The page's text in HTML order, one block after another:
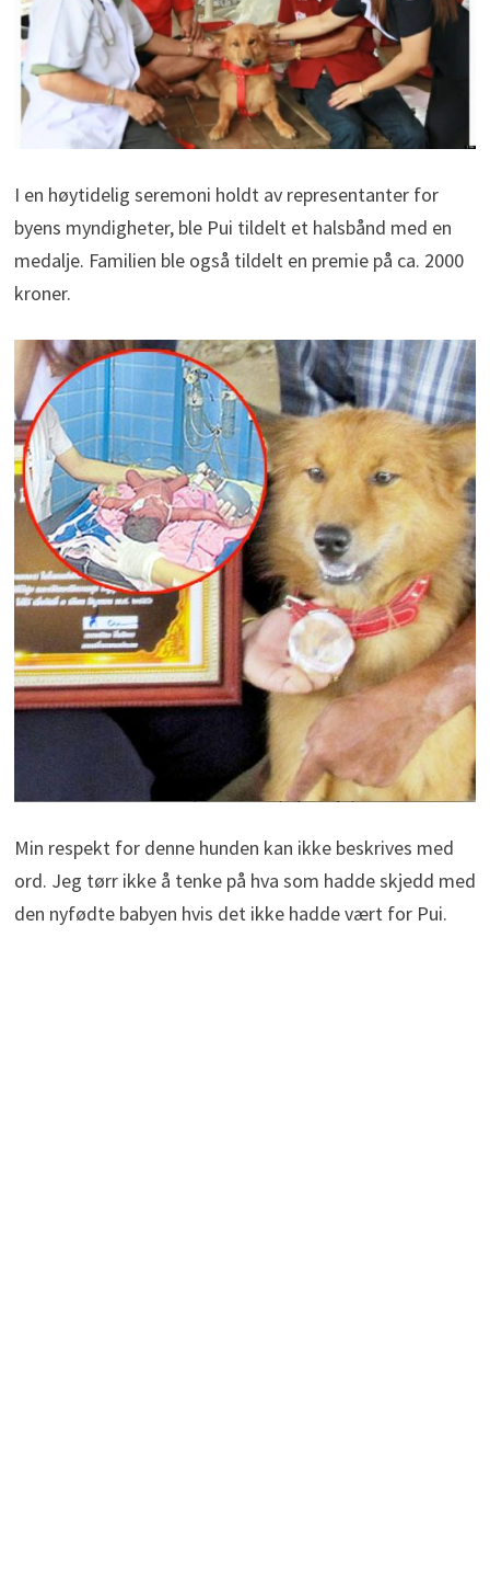
I en høytidelig seremoni holdt av representanter for
byens myndigheter, ble Pui tildelt et halsbånd med en
medalje. Familien ble også tildelt en premie på ca. 2000
kroner.
Min respekt for denne hunden kan ikke beskrives med
ord. Jeg tørr ikke å tenke på hva som hadde skjedd med
den nyfødte babyen hvis det ikke hadde vært for Pui.